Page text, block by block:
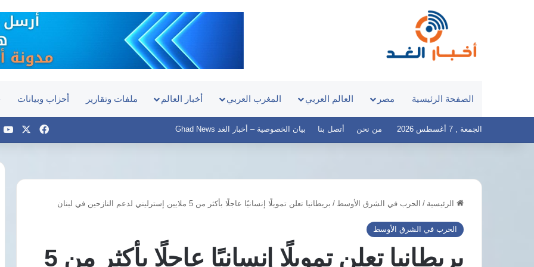
الصفحة الرئيسية مصر العالم العربي المغرب العربي أخبار العالم ملفات وتقارير أحزاب وبيانات
الجمعة , 7 أغسطس 2026 من نحن أتصل بنا بيان الخصوصية – أخبار الغد Ghad News فيسبوك
الرئيسية / الحرب في الشرق الأوسط / بريطانيا تعلن تمويلًا إنسانيًا عاجلًا بأكثر من 5 ملايين إسترليني لدعم النازحين في لبنان
الحرب في الشرق الأوسط
بريطانيا تعلن تمويلًا إنسانيًا عاجلًا بأكثر من 5
تخصيص
ووتش
ترصد
تدهور